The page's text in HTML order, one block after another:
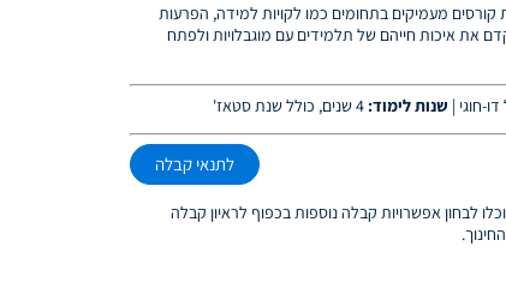
קורסים מעמיקים בתחומים כמו לקויות למידה, הפרעות
את איכות חייהם של תלמידים עם מוגבלויות ולפתח
חוגי | שנות לימוד:
לתנאי קבלה
לבחון אפשרויות קבלה נוספות בכפוף לראיון קבלה